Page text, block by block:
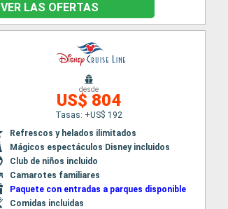
VER LAS OFERTAS
desde
US$ 804
Tasas: +US$ 192
Refrescos y helados ilimitados
Mágicos espectáculos Disney incluidos
Club de niños incluido
Camarotes familiares
Paquete con entradas a parques disponible
Comidas incluidas